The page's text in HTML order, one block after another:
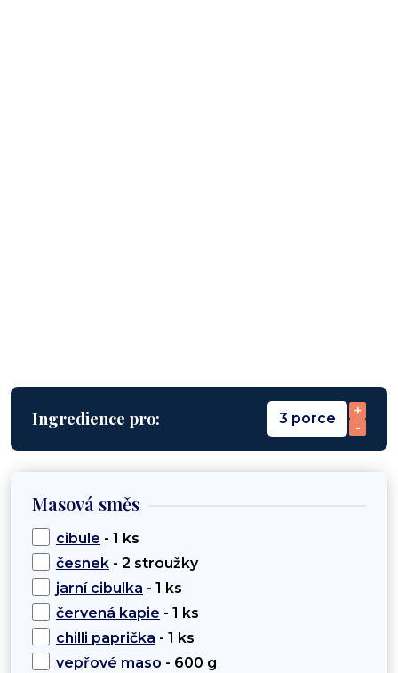
Ingredience pro: 3 porce
+
-
Masová směs
cibule - 1 ks
česnek - 2 stroužky
jarní cibulka - 1 ks
červená kapie - 1 ks
chilli paprička - 1 ks
vepřové maso - 600 g